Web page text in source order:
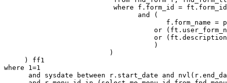
                           where f.form_id = ft.form_id
                                 and (
f.form_name =
or
or
                                     )
                          )
     ) ff1
where 1=1
and sysdate between r.start_date and